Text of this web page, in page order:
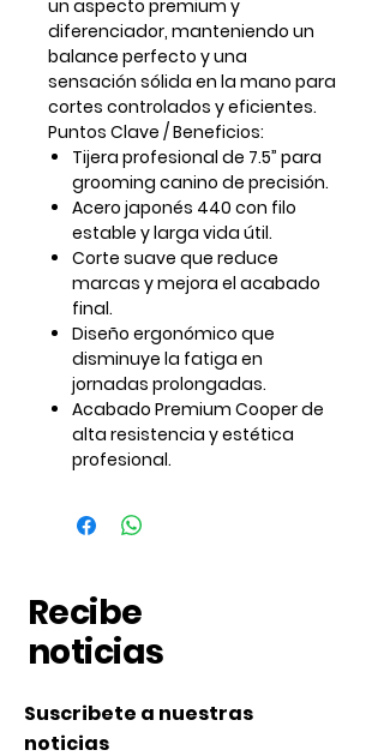
un aspecto premium y
diferenciador, manteniendo un
balance perfecto y una
sensación sólida en la mano para
cortes controlados y eficientes.
Puntos Clave / Beneficios:
Tijera profesional de 7.5” para
grooming canino de precisión.
Acero japonés 440 con filo
estable y larga vida útil.
Corte suave que reduce
marcas y mejora el acabado
final.
Diseño ergonómico que
disminuye la fatiga en
jornadas prolongadas.
Acabado Premium Cooper de
alta resistencia y estética
profesional.
Recibe
noticias
Suscribete a nuestras
noticias